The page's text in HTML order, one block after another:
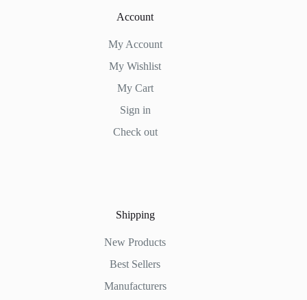
Account
My Account
My Wishlist
My Cart
Sign in
Check out
Shipping
New Products
Best Sellers
Manufacturers